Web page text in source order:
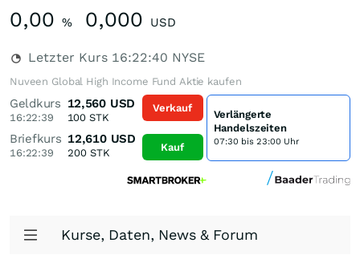
0,00 % 0,000 USD
Letzter Kurs 16:22:40 NYSE
Nuveen Global High Income Fund Aktie kaufen
Geldkurs
16:22:39
12,560 USD
100 STK
Briefkurs
16:22:39
12,610 USD
200STK
Verkauf
Kauf
Verlängerte
Handelszeiten
07:30 bis 23:00 Uhr
Kurse, Daten, News & Forum